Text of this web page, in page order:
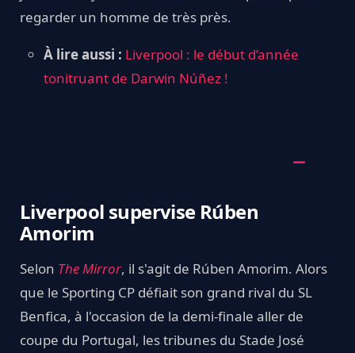
regarder un homme de très près.
À lire aussi : Liverpool : le début d’année
tonitruant de Darwin Núñez !
Liverpool supervise Rúben
Amorim
Selon The Mirror, il s'agit de Rúben Amorim. Alors
que le Sporting CP défiait son grand rival du SL
Benfica, à l'occasion de la demi-finale aller de
coupe du Portugal, les tribunes du Stade José